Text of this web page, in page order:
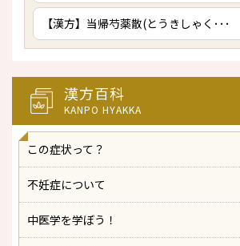
【漢方】当帰芍薬散(とうきしゃく･･･
漢方百科
KANPO HYAKKA
この症状って？
不妊症について
中医学を学ぼう！